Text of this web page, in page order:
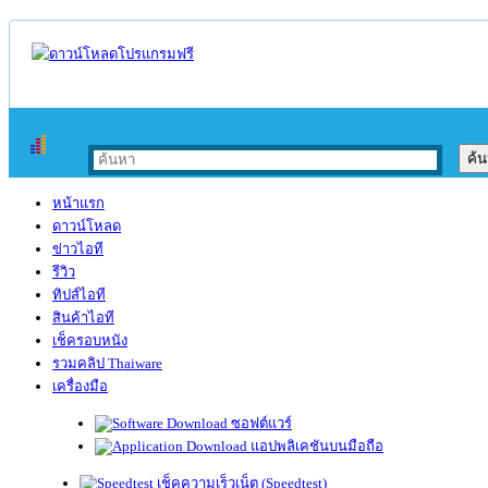
หน้าแรก
ดาวน์โหลด
ข่าวไอที
รีวิว
ทิปส์ไอที
สินค้าไอที
เช็ครอบหนัง
รวมคลิป Thaiware
เครื่องมือ
ซอฟต์แวร์
แอปพลิเคชันบนมือถือ
เช็คความเร็วเน็ต (Speedtest)